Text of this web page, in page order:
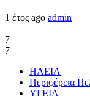
1 έτος ago admin
7
7
ΗΛΕΙΑ
Περιφέρεια
ΥΓΕΙΑ